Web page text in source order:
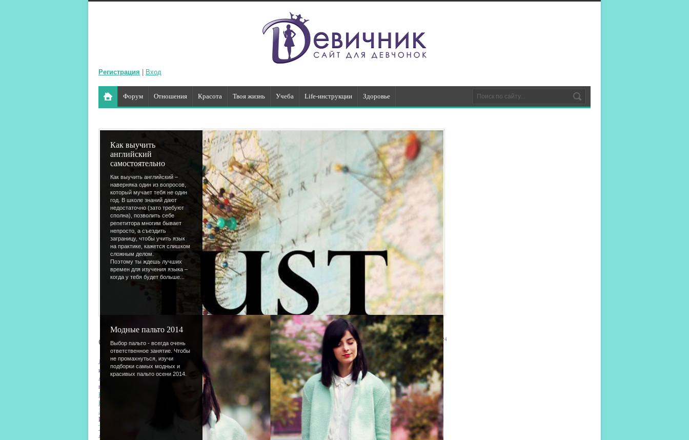
Регистрация Вход
Форум Отношения Красота Твоя жизнь Учеба Life-инструкции Здоровье
Как выучить
английский
самостоятельно
Как выучить английский –
наверняка один из вопросов,
который мучает тебя не один
год. В школе знаний дают
недостаточно (зато требуют
сполна), позволить себе
репетитора многим бывает
непросто, а съездить
заграницу, чтобы учить язык
на практике, кажется слишком
сложным делом.
Поэтому ты ждешь лучших
времен для изучения языка –
когда у тебя будет больше...
Модные пальто 2014
Выбор пальто - всегда очень
ответственное занятие. Чтобы
не промахнуться, изучи
подборки самых модных и
красивых пальто осени 2014.
01:24
Очередные обновления
Лето продвигается полным ходом, желания начинают исполняться, а вспоминать о школе совсем не хочется. Еще бы - ведь наступил
июль - самый яркий и самый запоминающийся месяц лета.
А пока ты усиленно отдыхаешь, мы пишем для тебя интересные материалы. На сегодня у нас статьи, полезные для активных
пользователей интренета и админов:
Как изучить HTML
Как стать популярной на форуме
Заработок в сети
И одна статья, полезная абсолютно всем:
Твоя цель и как ее достичь
А еще у нас новость для админов - мы планируем сделать awards, подробности - на форуме.